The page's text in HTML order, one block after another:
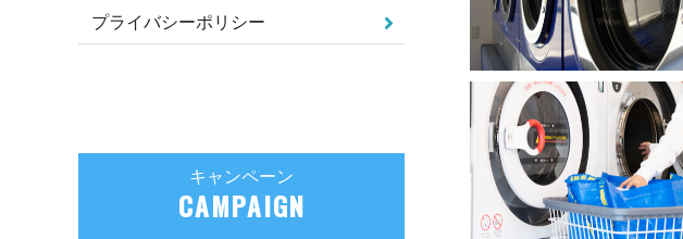
プライバシーポリシー
キャンペーン
CAMPAIGN